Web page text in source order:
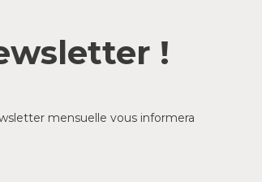
!
mensuelle vous informera